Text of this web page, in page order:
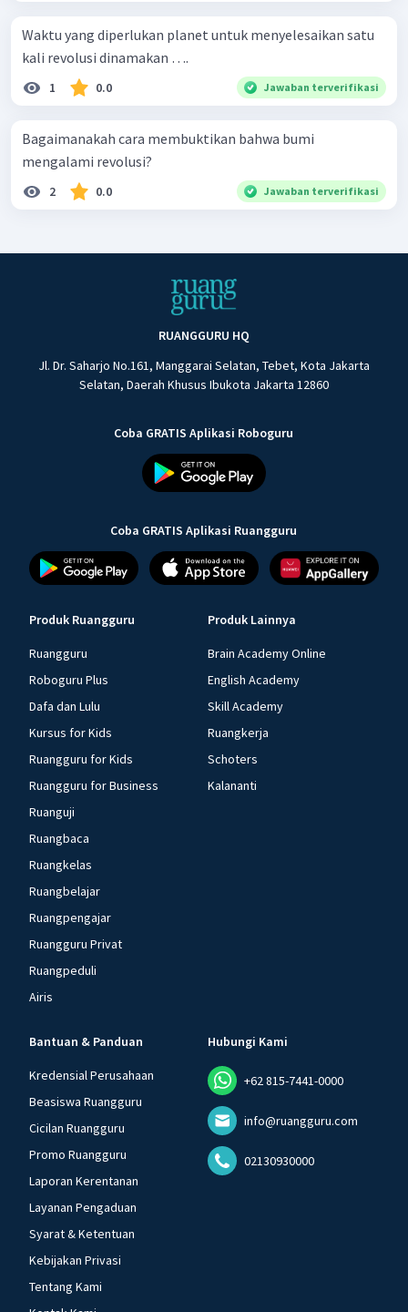
Waktu yang diperlukan planet untuk menyelesaikan satu
kali revolusi dinamakan ….
1 0.0 Jawaban terverifikasi
Bagaimanakah cara membuktikan bahwa bumi
mengalami revolusi?
2 0.0 Jawaban terverifikasi
RUANGGURU HQ
Jl. Dr. Saharjo No.161, Manggarai Selatan, Tebet, Kota Jakarta
Selatan, Daerah Khusus Ibukota Jakarta 12860
Coba GRATIS Aplikasi Roboguru
Coba GRATIS Aplikasi Ruangguru
Produk Ruangguru
Ruangguru
Roboguru Plus
Dafa dan Lulu
Kursus for Kids
Ruangguru for Kids
Ruangguru for Business
Ruanguji
Ruangbaca
Ruangkelas
Ruangbelajar
Ruangpengajar
Ruangguru Privat
Ruangpeduli
Airis
Produk Lainnya
Brain Academy Online
English Academy
Skill Academy
Ruangkerja
Schoters
Kalananti
Bantuan & Panduan
Kredensial Perusahaan
Beasiswa Ruangguru
Cicilan Ruangguru
Promo Ruangguru
Laporan Kerentanan
Layanan Pengaduan
Syarat & Ketentuan
Kebijakan Privasi
Tentang Kami
Hubungi Kami
+62 815-7441-0000
info@ruangguru.com
02130930000